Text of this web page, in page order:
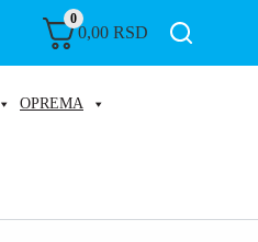
0
0,00 RSD
OPREMA